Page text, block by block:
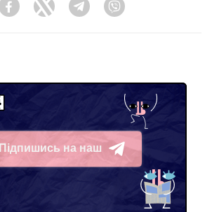
FacebookTwitter Telegram
Підпишись на наш
Telegram